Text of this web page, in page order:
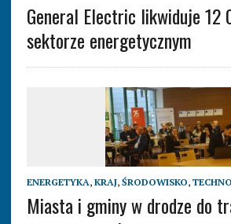
General Electric likwiduje
sektorze energetycznym
ENERGETYKA, KRAJ, ŚRODOWISKO,
Miasta i gminy w drodze do